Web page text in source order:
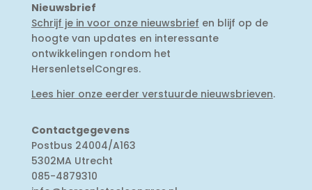
Nieuwsbrief
Schrijf je in voor onze nieuwsbrief en blijf op de
hoogte van updates en interessante
ontwikkelingen rondom het
HersenletselCongres.
Lees hier onze eerder verstuurde nieuwsbrieven.
Contactgegevens
Postbus 24004/A163
5302MA Utrecht
085-4879310